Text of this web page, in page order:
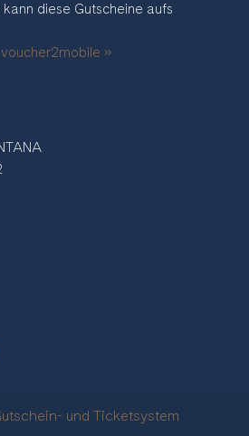
diese Gutscheine aufs
»
und Ticketsystem